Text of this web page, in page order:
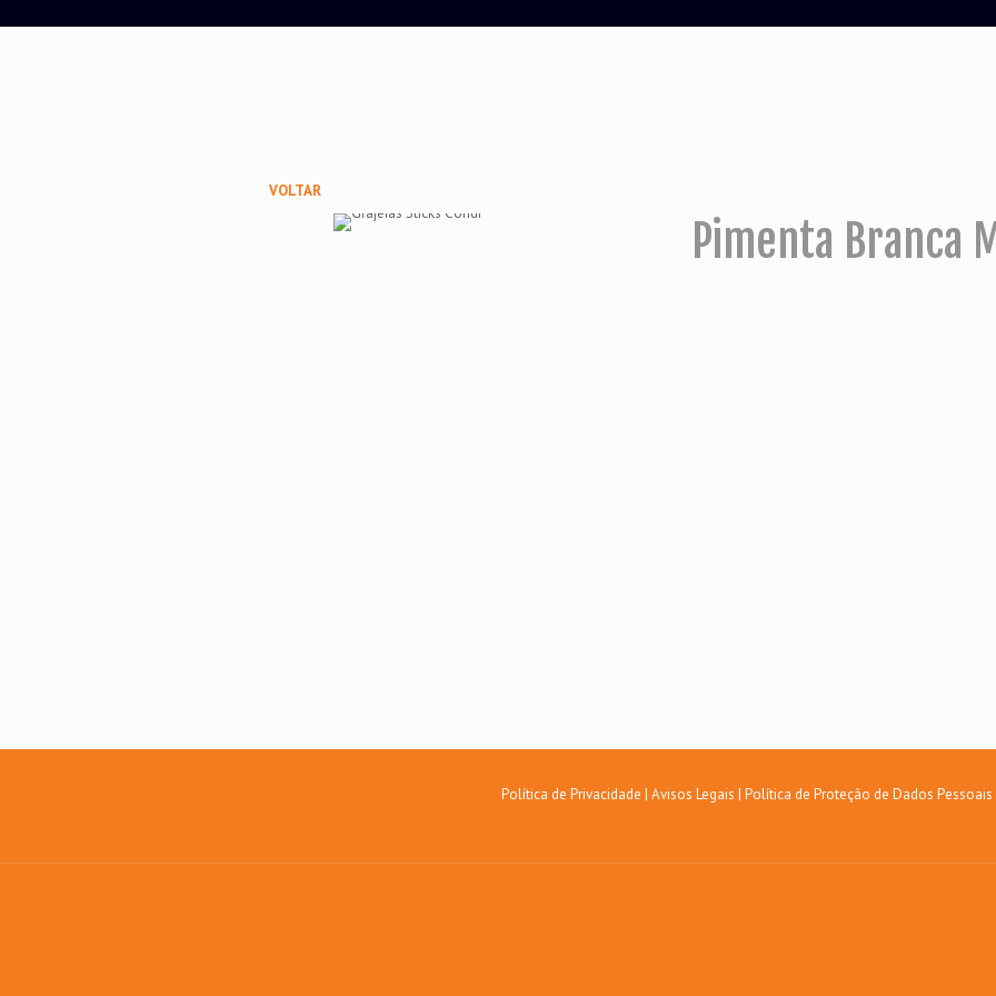
VOLTAR
Pimenta Branca
Política de Privacidade | Avisos Legais | Política de Proteção de Dados Pessoais